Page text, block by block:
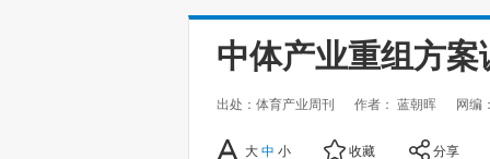
中体产业重组方案
出处：体育产业周刊 作者： 蓝朝晖 网编
大 中 小 收藏 分享